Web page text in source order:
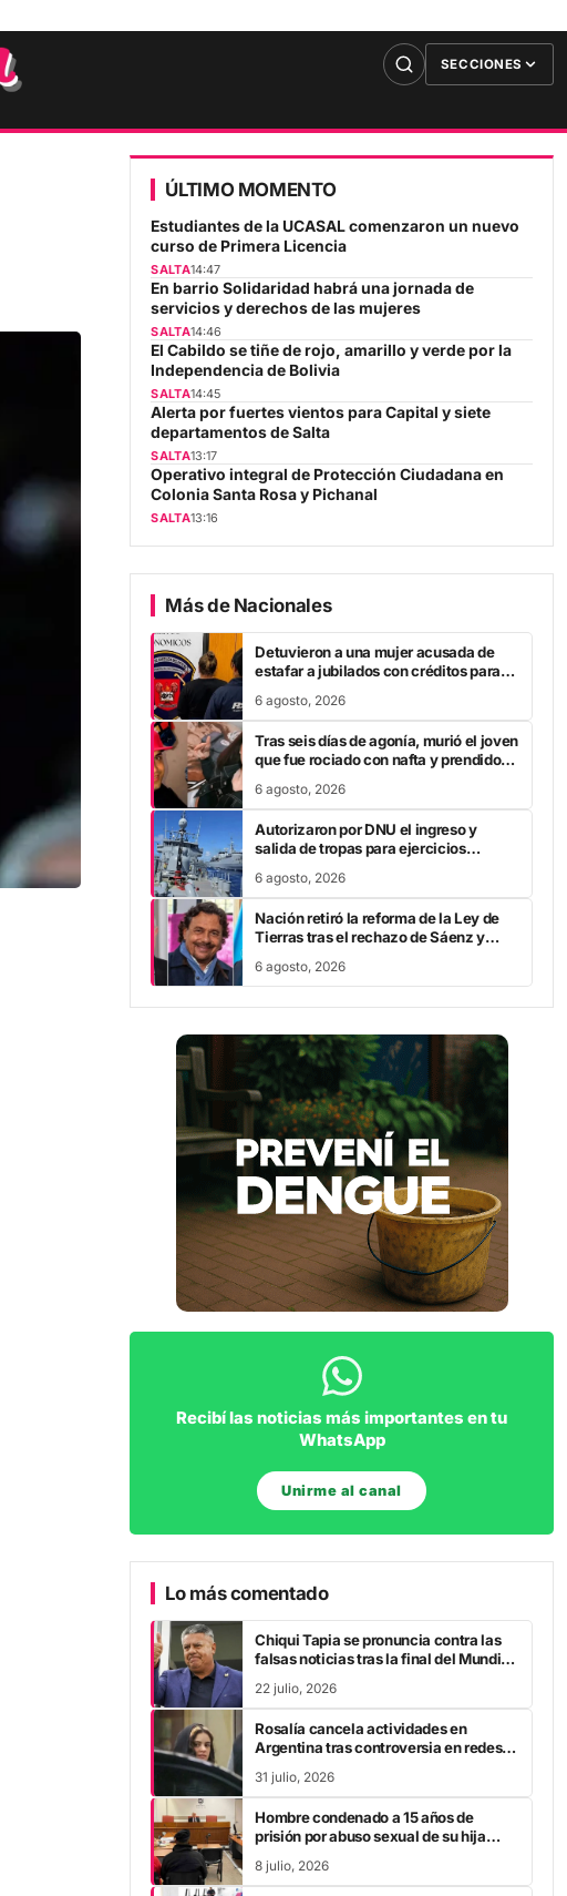
SECCIONES
ÚLTIMO MOMENTO
Estudiantes de la UCASAL comenzaron un nuevo
curso de Primera Licencia
SALTA14:47
En barrio Solidaridad habrá una jornada de
servicios y derechos de las mujeres
SALTA14:46
El Cabildo se tiñe de rojo, amarillo y verde por la
Independencia de Bolivia
SALTA14:45
Alerta por fuertes vientos para Capital y siete
departamentos de Salta
SALTA13:17
Operativo integral de Protección Ciudadana en
Colonia Santa Rosa y Pichanal
SALTA13:16
Más de Nacionales
Detuvieron a una mujer acusada de
estafar a jubilados con créditos para
6 agosto, 2026
Tras seis días de agonía, murió el joven
que fue rociado con nafta y prendido
6 agosto, 2026
Autorizaron por DNU el ingreso y
salida de tropas para ejercicios
6 agosto, 2026
Nación retiró la reforma de la Ley de
Tierras tras el rechazo de Sáenz y
6 agosto, 2026
Recibí las noticias más importantes en tu
WhatsApp
Unirme al canal
Lo más comentado
Chiqui Tapia se pronuncia contra las
falsas noticias tras la final del Mundial
22 julio, 2026
Rosalía cancela actividades en
Argentina tras controversia en redes
31 julio, 2026
Hombre condenado a 15 años de
prisión por abuso sexual de su hija
8 julio, 2026